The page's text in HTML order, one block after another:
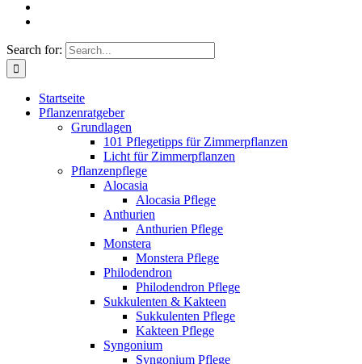
Search for:
Startseite
Pflanzenratgeber
Grundlagen
101 Pflegetipps für Zimmerpflanzen
Licht für Zimmerpflanzen
Pflanzenpflege
Alocasia
Alocasia Pflege
Anthurien
Anthurien Pflege
Monstera
Monstera Pflege
Philodendron
Philodendron Pflege
Sukkulenten & Kakteen
Sukkulenten Pflege
Kakteen Pflege
Syngonium
Syngonium Pflege